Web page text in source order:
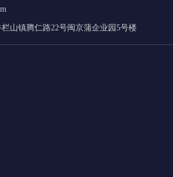
山镇腾仁路22号闽京蒲企业园5号楼